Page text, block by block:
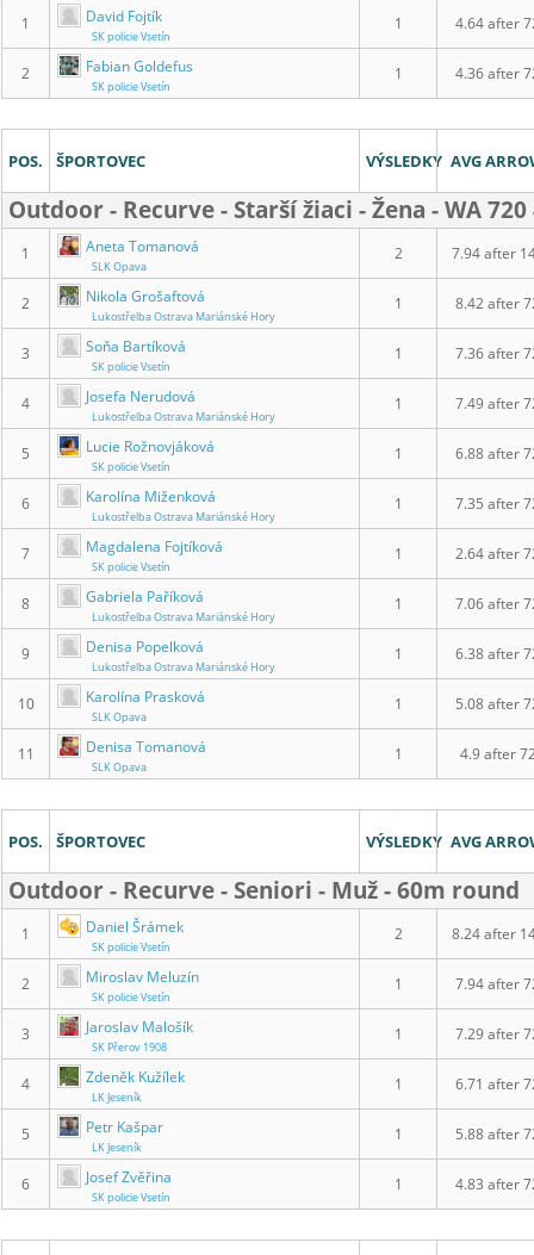
1 David Fojtík
SK policie Vsetín
1 4.64 after
2 Fabian Goldefus
SK policie Vsetín
1 4.36 after
POS. ŠPORTOVEC VÝSLEDKY AVG
Outdoor - Recurve - Starší žiaci - Žena - WA
1 Aneta Tomanová
SLK Opava
2 7.94 after
2 Nikola Grošaftová
Lukostřelba Ostrava Mariánské Hory
1 8.42 after
3 Soňa Bartíková
SK policie Vsetín
1 7.36 after
4 Josefa Nerudová
Lukostřelba Ostrava Mariánské Hory
1 7.49 after
5 Lucie Rožnovjáková
SK policie Vsetín
1 6.88 after
6 Karolína Miženková
Lukostřelba Ostrava Mariánské Hory
1 7.35 after
7 Magdalena Fojtíková
SK policie Vsetín
1 2.64 after
8 Gabriela Paříková
Lukostřelba Ostrava Mariánské Hory
1 7.06 after
9 Denisa Popelková
Lukostřelba Ostrava Mariánské Hory
1 6.38 after
10 Karolína Prasková
SLK Opava
1 5.08 after
11 Denisa Tomanová
SLK Opava
1 4.9 after
POS. ŠPORTOVEC VÝSLEDKY AVG
Outdoor - Recurve - Seniori - Muž - 60m round
1 Daniel Šrámek
SK policie Vsetín
2 8.24 after
2 Miroslav Meluzín
SK policie Vsetín
1 7.94 after
3 Jaroslav Malošík
SK Přerov 1908
1 7.29 after
4 Zdeněk Kužílek
LK Jeseník
1 6.71 after
5 Petr Kašpar
LK Jeseník
1 5.88 after
6 Josef Zvěřina
SK policie Vsetín
1 4.83 after